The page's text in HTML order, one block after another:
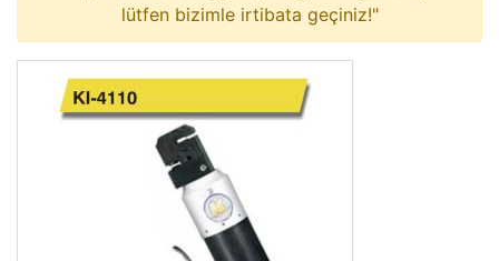
lütfen bizimle irtibata geçiniz!"